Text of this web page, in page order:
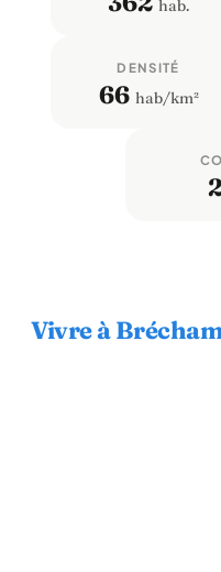
hab.
DENSITÉ
66 hab/km²
Vivre à